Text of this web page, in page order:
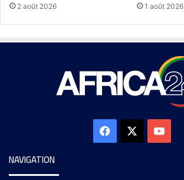
2 août 2026 1 août 2026
NAVIGATION